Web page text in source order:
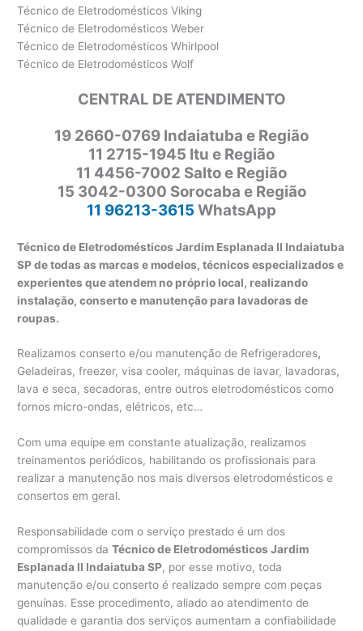
Técnico de Eletrodomésticos Viking
Técnico de Eletrodomésticos Weber
Técnico de Eletrodomésticos Whirlpool
Técnico de Eletrodomésticos Wolf
CENTRAL DE ATENDIMENTO
19 2660-0769 Indaiatuba e Região
11 2715-1945 Itu e Região
11 4456-7002 Salto e Região
15 3042-0300 Sorocaba e Região
11 96213-3615 WhatsApp
Técnico de Eletrodomésticos Jardim Esplanada II Indaiatuba
SP de todas as marcas e modelos, técnicos especializados e
experientes que atendem no próprio local, realizando
instalação, conserto e manutenção para lavadoras de
roupas.
Realizamos conserto e/ou manutenção de Refrigeradores,
Geladeiras, freezer, visa cooler, máquinas de lavar, lavadoras,
lava e seca, secadoras, entre outros eletrodomésticos como
fornos micro-ondas, elétricos, etc…
Com uma equipe em constante atualização, realizamos
treinamentos periódicos, habilitando os profissionais para
realizar a manutenção nos mais diversos eletrodomésticos e
consertos em geral.
Responsabilidade com o serviço prestado é um dos
compromissos daTécnico de Eletrodomésticos Jardim
Esplanada II Indaiatuba SP, por esse motivo, toda
manutenção e/ou conserto é realizado sempre com peças
genuínas. Esse procedimento, aliado ao atendimento de
qualidade e garantia dos serviços aumentam a confiabilidade